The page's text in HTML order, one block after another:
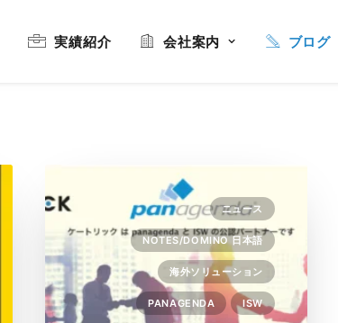
実績紹介 会社案内 ブログ
ニュース
NOTES/DOMINO 日本語
海外ソリューション
PANAGENDA ISW